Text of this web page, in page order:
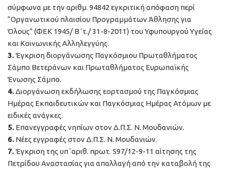
σύμφωνα με την αριθμ. 94842 εγκριτική απόφαση περί
“Οργανωτικού πλαισίου Προγραμμάτων Άθλησης για
Όλους” (ΦΕΚ 1945/ Β΄τ./ 31-8-2011) του Υφυπουργού Υγείας
και Κοινωνικής Αλληλεγγύης.
3.Έγκριση διοργάνωσης Παγκόσμιου Πρωταθλήματος
Σάμπο Βετεράνων και Πρωταθλήματος Ευρωπαϊκής
Ένωσης Σάμπο.
4.Διοργάνωση εκδήλωσης εορτασμού της Παγκόσμιας
Ημέρας Εκπαιδευτικών και Παγκόσμιας Ημέρας Ατόμων με
ειδικές ανάγκες.
5. Επανεγγραφές νηπίων στον Δ.Π.Σ. Ν. Μουδανιών.
6. Νέες εγγραφές στον Δ.Π.Σ. Ν. Μουδανιών.
7.Έγκριση της υπ΄αριθ. πρωτ. 597/12-9-11 αίτησης της
Πετρίδου Αναστασίας για απαλλαγή από την καταβολή της